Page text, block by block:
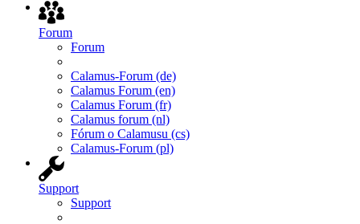
Forum
Forum
Calamus-Forum (de)
Calamus Forum (en)
Calamus Forum (fr)
Calamus forum (nl)
Fórum o Calamusu (cs)
Calamus-Forum (pl)
Support
Support